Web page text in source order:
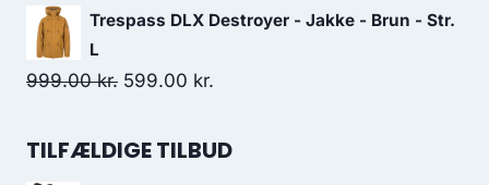
price
399.00 kr..
price
Trespass DLX Destroyer - Jakke - Brun - Str.
L
999.00kr. Original
was:
599.00 kr.
is:
TILFÆLDIGE TILBUD